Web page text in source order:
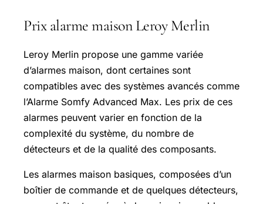
Prix alarme maison Leroy Merlin
Leroy Merlin propose une gamme variée
d’alarmes maison, dont certaines sont
compatibles avec des systèmes avancés comme
l’Alarme Somfy Advanced Max. Les prix de ces
alarmes peuvent varier en fonction de la
complexité du système, du nombre de
détecteurs et de la qualité des composants.
Les alarmes maison basiques, composées d’un
boîtier de commande et de quelques détecteurs,